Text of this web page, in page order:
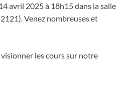
avril 2025 à 18h15 dans la salle
Venez nombreuses et
les cours sur notre